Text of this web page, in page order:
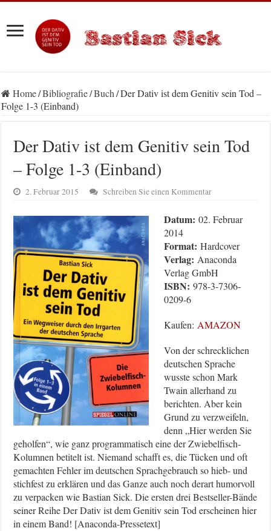
Home/Bibliografie/Buch/Der Dativ ist dem Genitiv sein Tod –
Folge 1-3 (Einband)
Der Dativ ist dem Genitiv sein Tod
– Folge 1-3 (Einband)
2. Februar 2015 Schreiben Sie einen Kommentar
Datum: 02. Februar
2014
Format: Hardcover
Verlag: Anaconda
Verlag GmbH
ISBN:978-3-7306-
0209-6
Kaufen:AMAZON
Von der schrecklichen
deutschen Sprache
wusste schon Mark
Twain allerhand zu
berichten. Aber kein
Grund zu verzweifeln,
denn „Hier werden Sie
geholfen“, wie ganz programmatisch eine der Zwiebelfisch-
Kolumnen betitelt ist. Niemand schafft es, die Tücken und oft
gemachten Fehler im deutschen Sprachgebrauch so hieb- und
stichfest zu erklären und das Ganze auch noch derart humorvoll
zu verpacken wie Bastian Sick. Die ersten drei Bestseller-Bände
seiner Reihe Der Dativ ist dem Genitiv sein Tod erscheinen hier
in einem Band! [Anaconda-Pressetext]